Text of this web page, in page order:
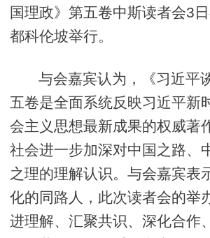
国理政》第五卷中斯读者会3
都科伦坡举行。
与会嘉宾认为，《习近平
五卷是全面系统反映习近平新
会主义思想最新成果的权威著
社会进一步加深对中国之路、
之理的理解认识。与会嘉宾表
化的同路人，此次读者会的举
进理解、汇聚共识、深化合作